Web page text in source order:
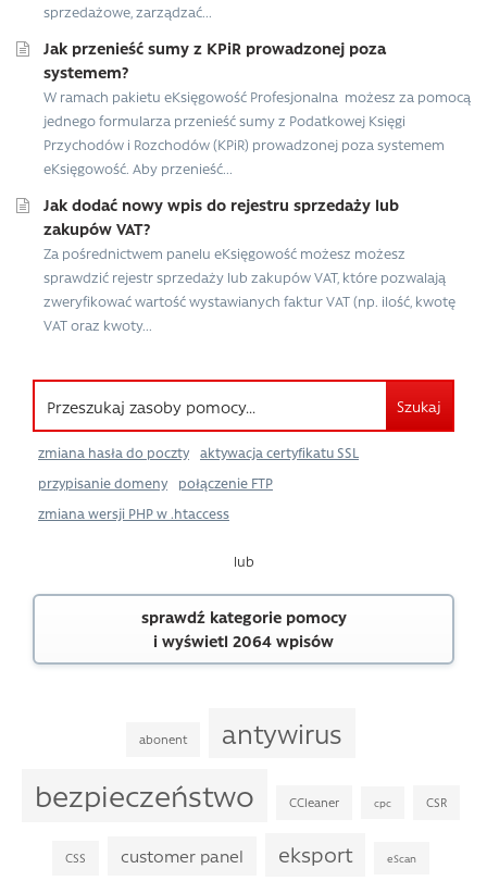
sprzedażowe, zarządzać...
Jak przenieść sumy z KPiR prowadzonej poza
systemem?
W ramach pakietu eKsięgowość Profesjonalna możesz za pomocą
jednego formularza przenieść sumy z Podatkowej Księgi
Przychodów i Rozchodów (KPiR) prowadzonej poza systemem
eKsięgowość. Aby przenieść...
Jak dodać nowy wpis do rejestru sprzedaży lub
zakupów VAT?
Za pośrednictwem panelu eKsięgowość możesz możesz
sprawdzić rejestr sprzedaży lub zakupów VAT, które pozwalają
zweryfikować wartość wystawianych faktur VAT (np. ilość, kwotę
VAT oraz kwoty...
Szukaj
zmiana hasła do poczty
aktywacja certyfikatu SSL
przypisanie domeny
połączenie FTP
zmiana wersji PHP w .htaccess
lub
sprawdź kategorie pomocy
i wyświetl 2064 wpisów
abonent antywirus
bezpieczeństwo CCleaner cpc CSR
CSS customer panel eksport eScan